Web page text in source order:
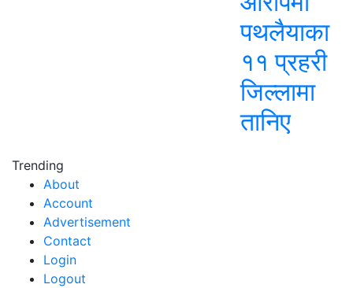
पथलैयाका
११ प्रहरी
जिल्लामा
तानिए
Trending
About
Account
Advertisement
Contact
Login
Logout